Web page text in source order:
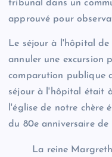
tribunal dans un
approuvé pour
Le séjour à l'hôpital de
annuler une excursion
comparution publique
séjour à l'hôpital était
l'église de notre chère
du 80e anniversaire
La reine